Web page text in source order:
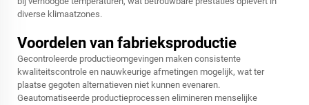
diverse klimaatzones.
Voordelen van fabrieksproductie
Gecontroleerde productieomgevingen maken consistente
kwaliteitscontrole en nauwkeurige afmetingen mogelijk, wat ter
plaatse gegoten alternatieven niet kunnen evenaren.
Geautomatiseerde productieprocessen elimineren menselijke